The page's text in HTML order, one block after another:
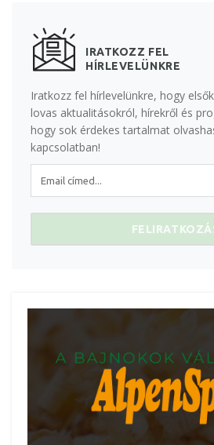
IRATKOZZ FEL
HÍRLEVELÜNKRE
Iratkozz fel hírlevelünkre, hogy
lovas aktualitásokról, hírekről és
hogy sok érdekes tartalmat
kapcsolatban!